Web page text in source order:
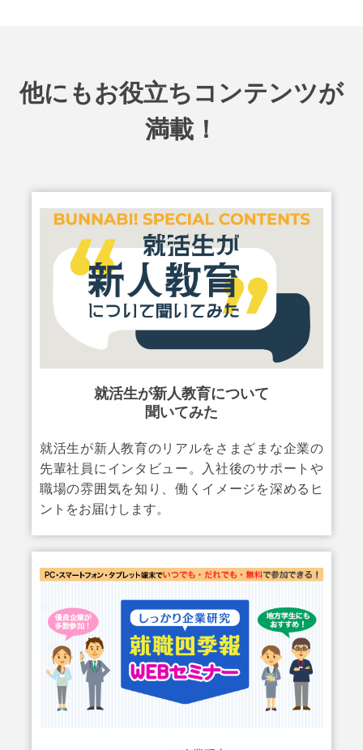
他にもお役立ちコンテンツが
満載！
就活生が新人教育について
聞いてみた
就活生が新人教育のリアルをさまざまな企業の
先輩社員にインタビュー。入社後のサポートや
職場の雰囲気を知り、働くイメージを深めるヒ
ントをお届けします。